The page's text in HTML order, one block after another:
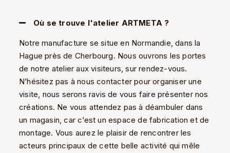
Où se trouve l'atelier ARTMETA ?
Notre manufacture se situe en Normandie, dans la
Hague près de Cherbourg. Nous ouvrons les portes
de notre atelier aux visiteurs, sur rendez-vous.
N’hésitez pas à nous contacter pour organiser une
visite, nous serons ravis de vous faire présenter nos
créations. Ne vous attendez pas à déambuler dans
un magasin, car c’est un espace de fabrication et de
montage. Vous aurez le plaisir de rencontrer les
acteurs principaux de cette belle activité qui mêle